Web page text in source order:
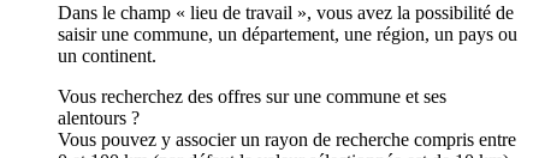
Dans le champ « lieu de travail », vous avez la possibilité de
saisir une commune, un département, une région, un pays ou
un continent.
Vous recherchez des offres sur une commune et ses
alentours ?
Vous pouvez y associer un rayon de recherche compris entre